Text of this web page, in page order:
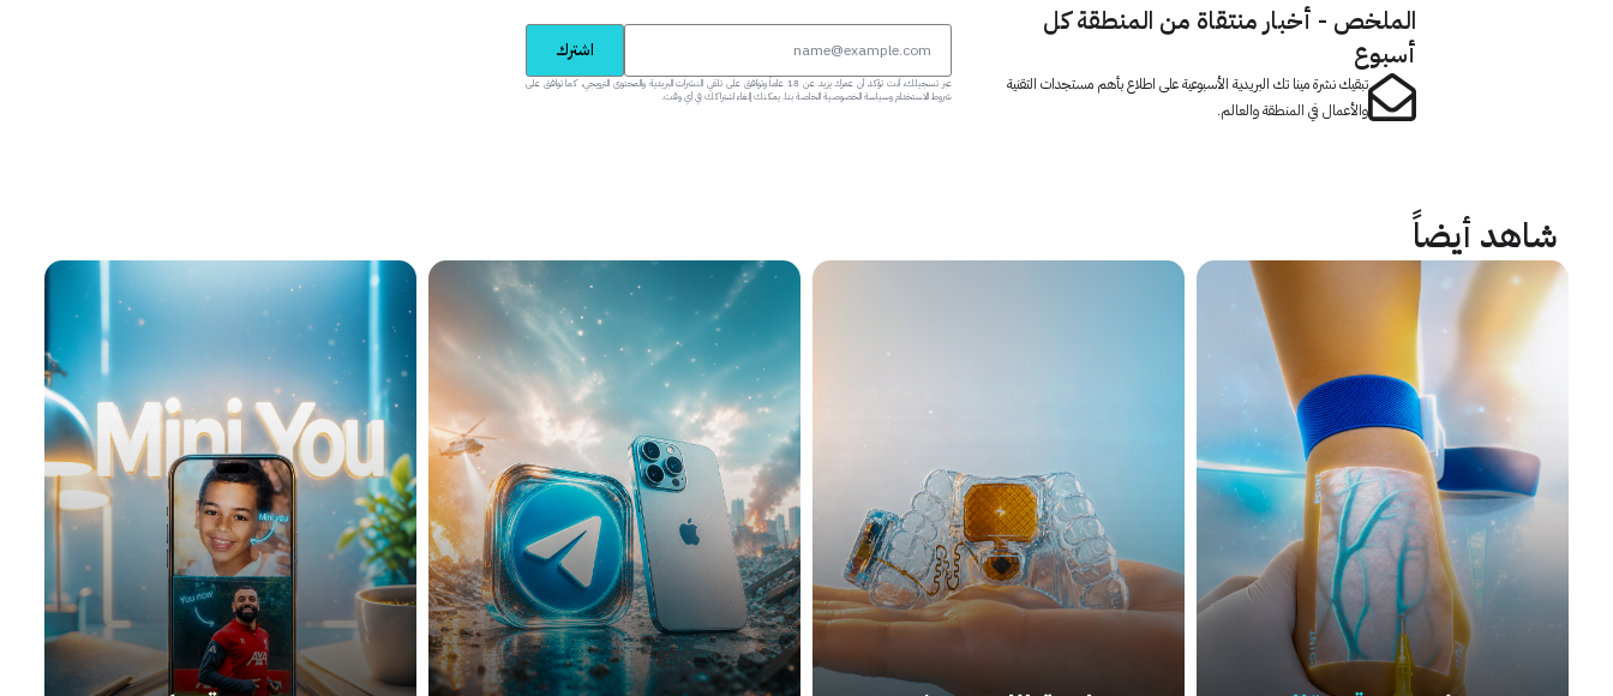
الملخص - أخبار منتقاة من المنطقة كل
أسبوع
تبقيك نشرة مينا تك البريدية الأسبوعية على اطلاع بأهم مستجدات التقنية
والأعمال في المنطقة والعالم.
اشترك
عبر تسجيلك، أنت تؤكد أن عمرك يزيد عن 18 عاماً وتوافق على تلقي النشرات البريدية والمحتوى الترويجي، كما توافق على
شروط الاستخدام وسياسة الخصوصية الخاصة بنا. يمكنك إلغاء اشتراكك في أي وقت.
شاهد أيضاً